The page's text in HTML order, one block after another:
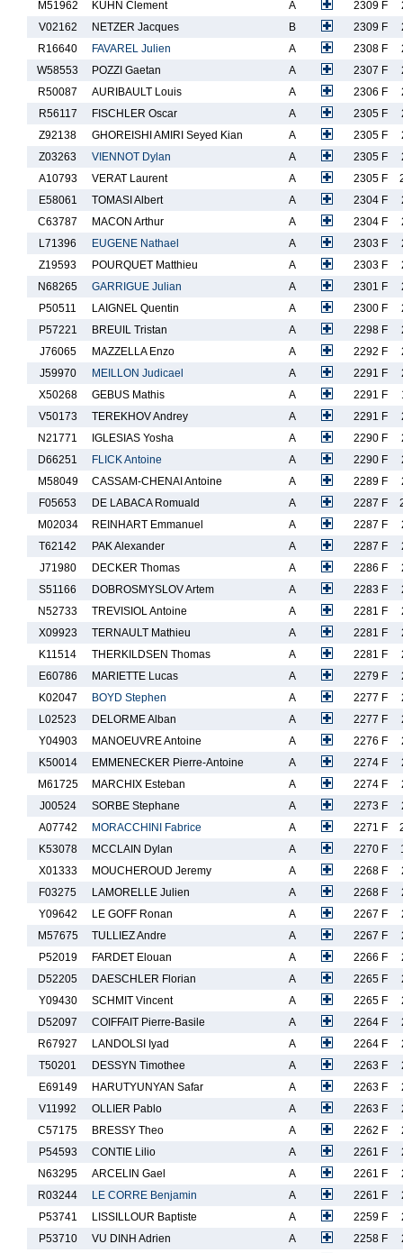
M51962
KUHN Clement A 2309 F
V02162
NETZER Jacques B 2309 F
R16640
FAVAREL Julien A 2308 F
W58553
POZZI Gaetan A 2307 F
R50087
AURIBAULT Louis A 2306 F
R56117
FISCHLER Oscar A 2305 F
Z92138
GHOREISHI AMIRI Seyed Kian A 2305 F
Z03263
VIENNOT Dylan A 2305 F
A10793
VERAT Laurent A 2305 F
E58061
TOMASI Albert A 2304 F
C63787
MACON Arthur A 2304 F
L71396
EUGENE Nathael A 2303 F
Z19593
POURQUET Matthieu A 2303 F
N68265
GARRIGUE Julian A 2301 F
P50511
LAIGNEL Quentin A 2300 F
P57221
BREUIL Tristan A 2298 F
J76065
MAZZELLA Enzo A 2292 F
J59970
MEILLON Judicael A 2291 F
X50268
GEBUS Mathis A 2291 F
V50173
TEREKHOV Andrey A 2291 F
N21771
IGLESIAS Yosha A 2290 F
D66251
FLICK Antoine A 2290 F
M58049
CASSAM-CHENAI Antoine A 2289 F
F05653
DE LABACA Romuald A 2287 F
M02034
REINHART Emmanuel A 2287 F
T62142
PAK Alexander A 2287 F
J71980
DECKER Thomas A 2286 F
S51166
DOBROSMYSLOV Artem A 2283 F
N52733
TREVISIOL Antoine A 2281 F
X09923
TERNAULT Mathieu A 2281 F
K11514
THERKILDSEN Thomas A 2281 F
E60786
MARIETTE Lucas A 2279 F
K02047
BOYD Stephen A 2277 F
L02523
DELORME Alban A 2277 F
Y04903
MANOEUVRE Antoine A 2276 F
K50014
EMMENECKER Pierre-Antoine A 2274 F
M61725
MARCHIX Esteban A 2274 F
J00524
SORBE Stephane A 2273 F
A07742
MORACCHINI Fabrice A 2271 F
K53078
MCCLAIN Dylan A 2270 F
X01333
MOUCHEROUD Jeremy A 2268 F
F03275
LAMORELLE Julien A 2268 F
Y09642
LE GOFF Ronan A 2267 F
M57675
TULLIEZ Andre A 2267 F
P52019
FARDET Elouan A 2266 F
D52205
DAESCHLER Florian A 2265 F
Y09430
SCHMIT Vincent A 2265 F
D52097
COIFFAIT Pierre-Basile A 2264 F
R67927
LANDOLSI Iyad A 2264 F
T50201
DESSYN Timothee A 2263 F
E69149
HARUTYUNYAN Safar A 2263 F
V11992
OLLIER Pablo A 2263 F
C57175
BRESSY Theo A 2262 F
P54593
CONTIE Lilio A 2261 F
N63295
ARCELIN Gael A 2261 F
R03244
LE CORRE Benjamin A 2261 F
P53741
LISSILLOUR Baptiste A 2259 F
P53710
VU DINH Adrien A 2258 F